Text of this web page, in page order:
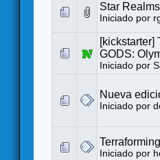
Star
Iniciado por
[kickstarter]
GODS:
Iniciado por
Nueva
Iniciado por
Iniciado por